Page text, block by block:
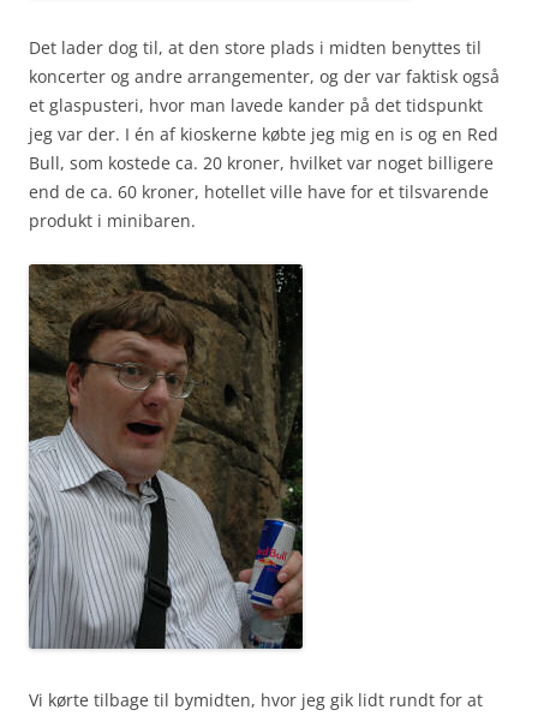
Det lader dog til, at den store plads i midten benyttes til
koncerter og andre arrangementer, og der var faktisk også
et glaspusteri, hvor man lavede kander på det tidspunkt
jeg var der. I én af kioskerne købte jeg mig en is og en Red
Bull, som kostede ca. 20 kroner, hvilket var noget billigere
end de ca. 60 kroner, hotellet ville have for et tilsvarende
produkt i minibaren.
Vi kørte tilbage til bymidten, hvor jeg gik lidt rundt for at